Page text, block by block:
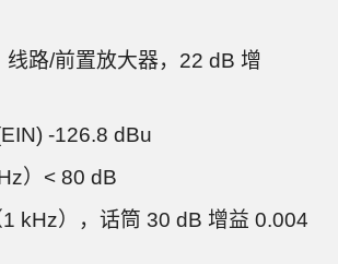
线路/前置放大器，22 dB 增
-126.8 dBu
）< 80 dB
kHz），话筒 30 dB 增益 0.004